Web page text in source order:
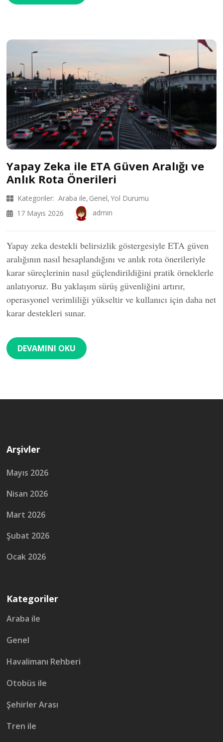
Yapay Zeka ile ETA Güven Aralığı ve
Anlık Rota Önerileri
Kategoriler: Araba ile Genel Yol Durumu
17 Mayıs 2026
admin
Yapay zeka destekli belirsizlik göstergesiyle ETA güven
aralığının nasıl hesaplandığını ve anlık rota önerileriyle
karar süreçlerinin nasıl güçlendirildiğini pratik örneklerle
anlatıyoruz. Bu yaklaşım sürüş güvenliğini artırır,
operasyonel verimliliği yükseltir ve kullanıcı için daha net
karar destekleri sunar.
DEVAMINI OKU
Arşivler
Mayıs 2026
Nisan 2026
Mart 2026
Şubat 2026
Ocak 2026
Kategoriler
Araba ile
Genel
Havalimanı Rehberi
Otobüs ile
Şehirler Arası
Tren ile